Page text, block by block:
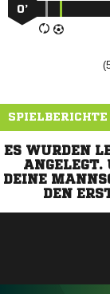
0’
ES WURDEN
ANGELEGT.
DEINE
DEN